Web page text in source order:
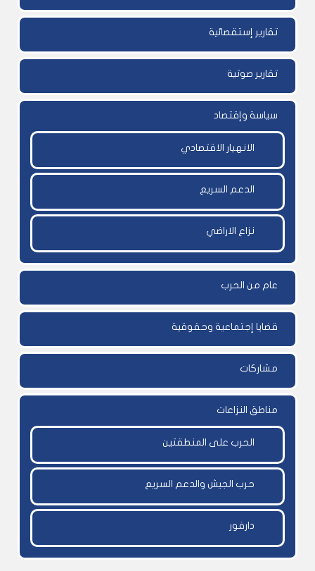
تقارير إستقصائية
تقارير صوتية
سياسة وإقتصاد
الانهيار الاقتصادي
الدعم السريع
نزاع الاراضي
عام من الحرب
قضايا إجتماعية وحقوقية
مشاركات
مناطق النزاعات
الحرب على المنطقتين
حرب الجيش والدعم السريع
دارفور